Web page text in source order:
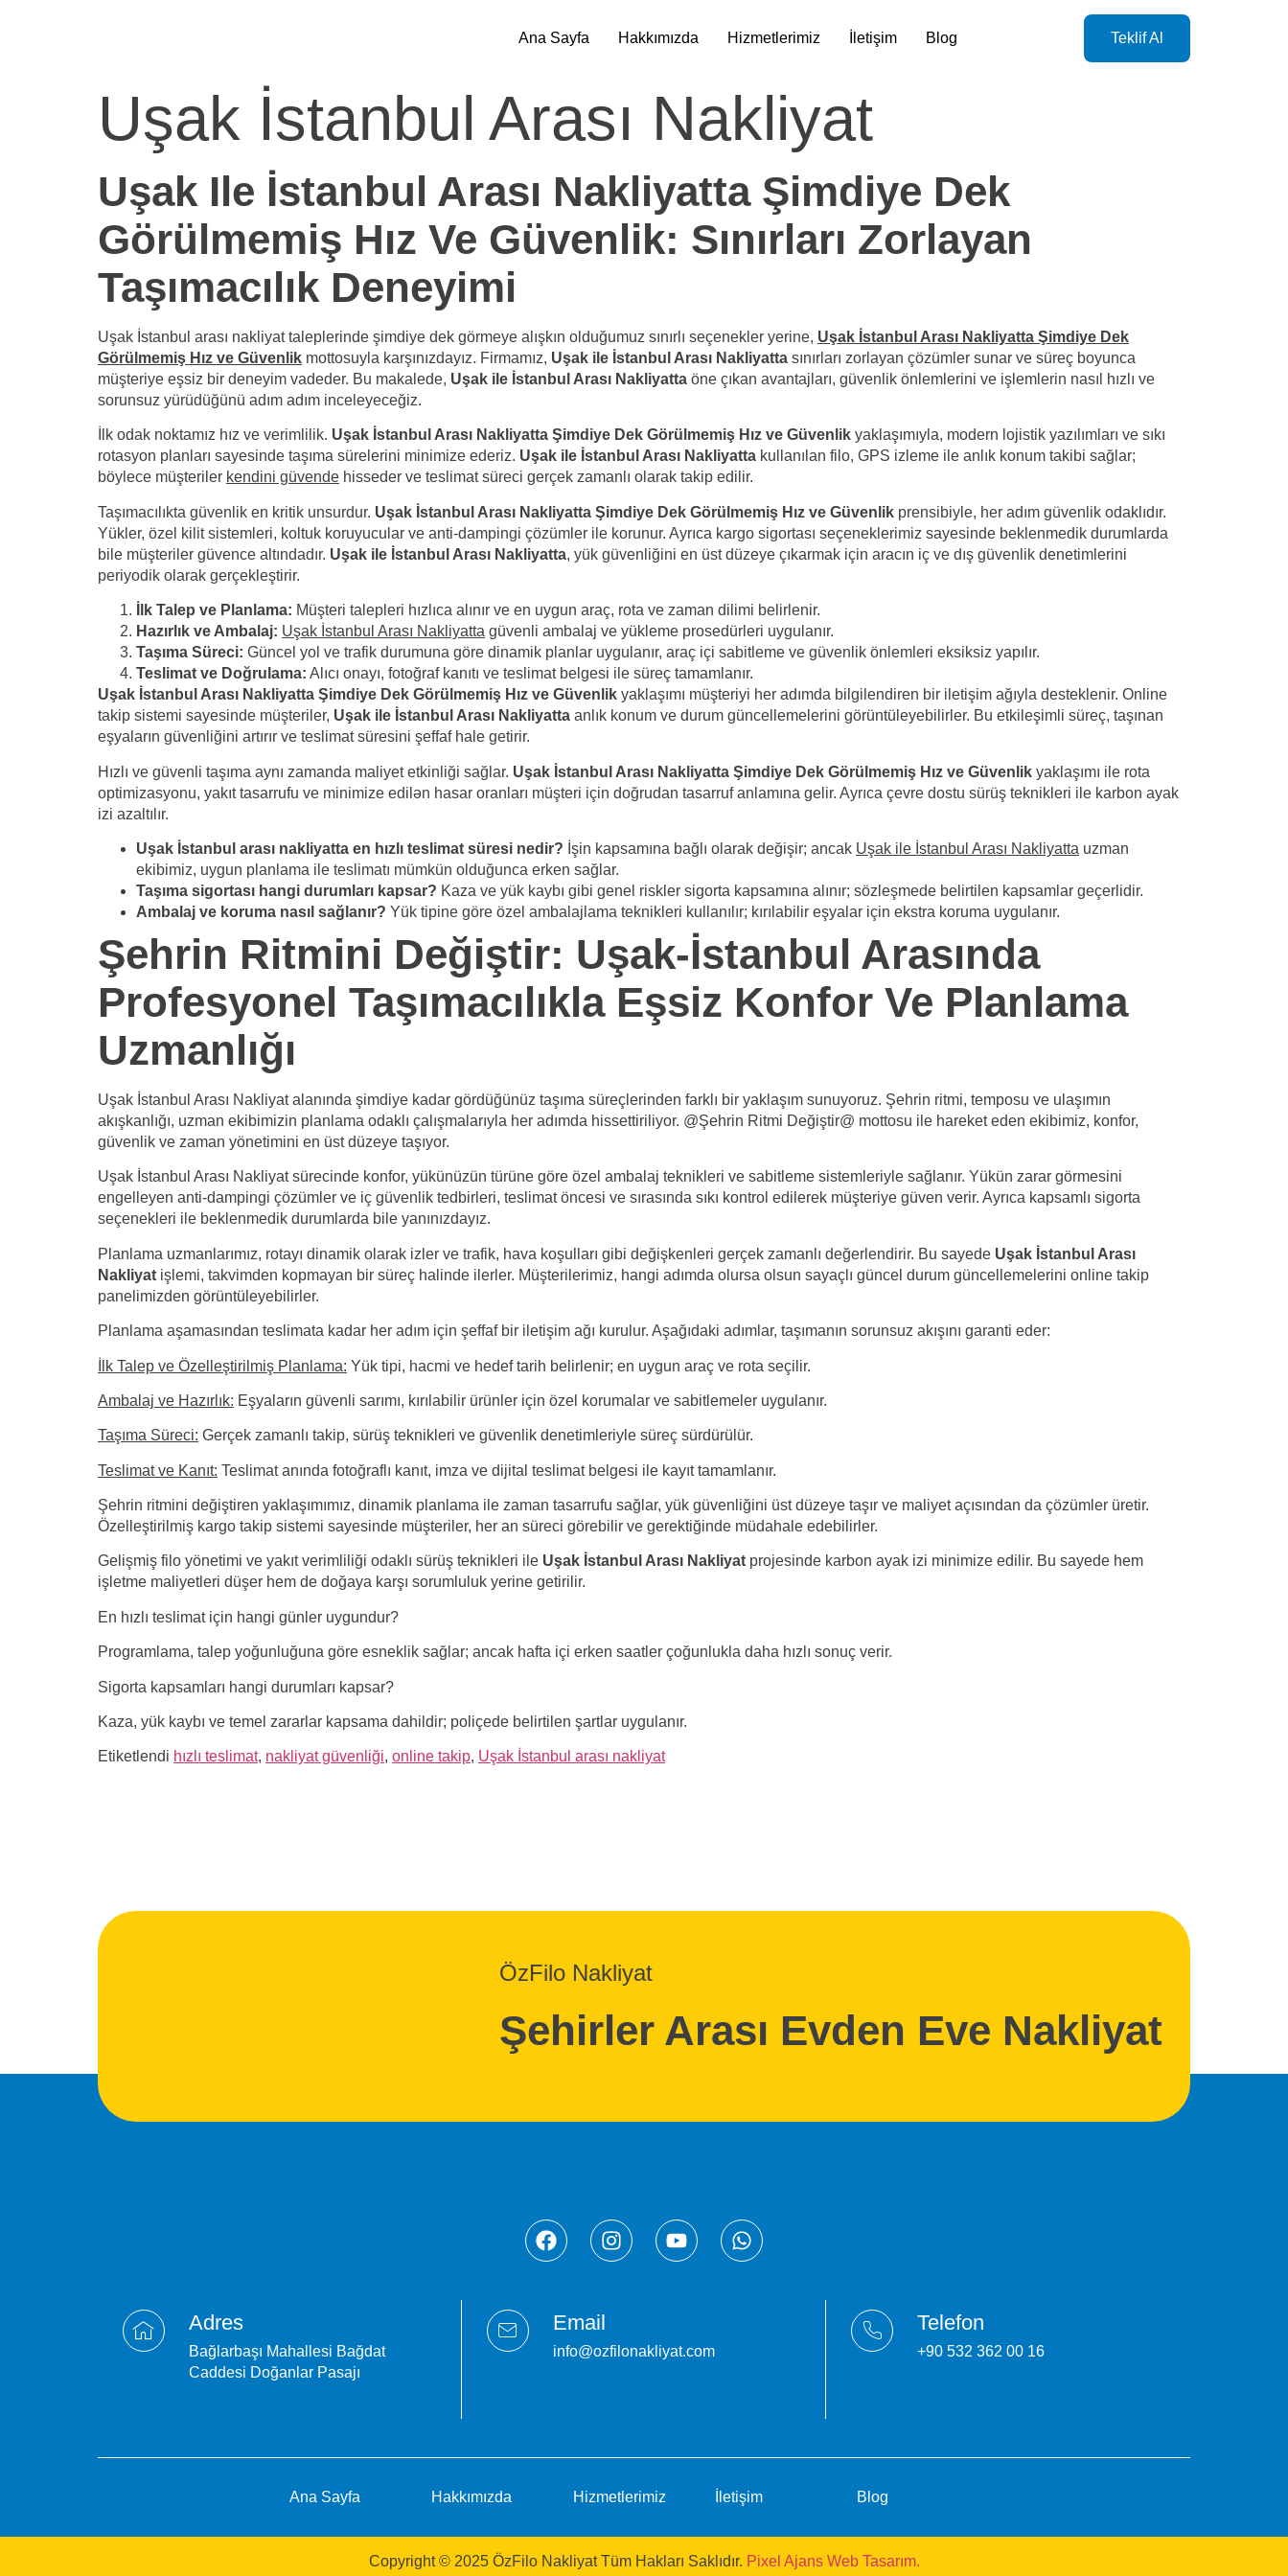
Ana Sayfa Hakkımızda Hizmetlerimiz İletişim Blog Teklif Al
Uşak İstanbul Arası Nakliyat
Uşak Ile İstanbul Arası Nakliyatta Şimdiye Dek
Görülmemiş Hız Ve Güvenlik: Sınırları Zorlayan
Taşımacılık Deneyimi
Uşak İstanbul arası nakliyat taleplerinde şimdiye dek görmeye alışkın olduğumuz sınırlı seçenekler yerine, Uşak İstanbul Arası Nakliyatta Şimdiye Dek
Görülmemiş Hız ve Güvenlik mottosuyla karşınızdayız. Firmamız, Uşak ile İstanbul Arası Nakliyatta sınırları zorlayan çözümler sunar ve süreç boyunca
müşteriye eşsiz bir deneyim vadeder. Bu makalede, Uşak ile İstanbul Arası Nakliyatta öne çıkan avantajları, güvenlik önlemlerini ve işlemlerin nasıl hızlı ve
sorunsuz yürüdüğünü adım adım inceleyeceğiz.
İlk odak noktamız hız ve verimlilik. Uşak İstanbul Arası Nakliyatta Şimdiye Dek Görülmemiş Hız ve Güvenlik yaklaşımıyla, modern lojistik yazılımları ve sıkı
rotasyon planları sayesinde taşıma sürelerini minimize ederiz. Uşak ile İstanbul Arası Nakliyatta kullanılan filo, GPS izleme ile anlık konum takibi sağlar;
böylece müşteriler kendini güvende hisseder ve teslimat süreci gerçek zamanlı olarak takip edilir.
Taşımacılıkta güvenlik en kritik unsurdur. Uşak İstanbul Arası Nakliyatta Şimdiye Dek Görülmemiş Hız ve Güvenlik prensibiyle, her adım güvenlik odaklıdır.
Yükler, özel kilit sistemleri, koltuk koruyucular ve anti-dampingi çözümler ile korunur. Ayrıca kargo sigortası seçeneklerimiz sayesinde beklenmedik durumlarda
bile müşteriler güvence altındadır. Uşak ile İstanbul Arası Nakliyatta, yük güvenliğini en üst düzeye çıkarmak için aracın iç ve dış güvenlik denetimlerini
periyodik olarak gerçekleştirir.
İlk Talep ve Planlama: Müşteri talepleri hızlıca alınır ve en uygun araç, rota ve zaman dilimi belirlenir.
Hazırlık ve Ambalaj: Uşak İstanbul Arası Nakliyatta güvenli ambalaj ve yükleme prosedürleri uygulanır.
Taşıma Süreci: Güncel yol ve trafik durumuna göre dinamik planlar uygulanır, araç içi sabitleme ve güvenlik önlemleri eksiksiz yapılır.
Teslimat ve Doğrulama: Alıcı onayı, fotoğraf kanıtı ve teslimat belgesi ile süreç tamamlanır.
Uşak İstanbul Arası Nakliyatta Şimdiye Dek Görülmemiş Hız ve Güvenlik yaklaşımı müşteriyi her adımda bilgilendiren bir iletişim ağıyla desteklenir. Online
takip sistemi sayesinde müşteriler, Uşak ile İstanbul Arası Nakliyatta anlık konum ve durum güncellemelerini görüntüleyebilirler. Bu etkileşimli süreç, taşınan
eşyaların güvenliğini artırır ve teslimat süresini şeffaf hale getirir.
Hızlı ve güvenli taşıma aynı zamanda maliyet etkinliği sağlar. Uşak İstanbul Arası Nakliyatta Şimdiye Dek Görülmemiş Hız ve Güvenlik yaklaşımı ile rota
optimizasyonu, yakıt tasarrufu ve minimize edilən hasar oranları müşteri için doğrudan tasarruf anlamına gelir. Ayrıca çevre dostu sürüş teknikleri ile karbon ayak
izi azaltılır.
Uşak İstanbul arası nakliyatta en hızlı teslimat süresi nedir? İşin kapsamına bağlı olarak değişir; ancak Uşak ile İstanbul Arası Nakliyatta uzman
ekibimiz, uygun planlama ile teslimatı mümkün olduğunca erken sağlar.
Taşıma sigortası hangi durumları kapsar? Kaza ve yük kaybı gibi genel riskler sigorta kapsamına alınır; sözleşmede belirtilen kapsamlar geçerlidir.
Ambalaj ve koruma nasıl sağlanır? Yük tipine göre özel ambalajlama teknikleri kullanılır; kırılabilir eşyalar için ekstra koruma uygulanır.
Şehrin Ritmini Değiştir: Uşak-İstanbul Arasında
Profesyonel Taşımacılıkla Eşsiz Konfor Ve Planlama
Uzmanlığı
Uşak İstanbul Arası Nakliyat alanında şimdiye kadar gördüğünüz taşıma süreçlerinden farklı bir yaklaşım sunuyoruz. Şehrin ritmi, temposu ve ulaşımın
akışkanlığı, uzman ekibimizin planlama odaklı çalışmalarıyla her adımda hissettiriliyor. @Şehrin Ritmi Değiştir@ mottosu ile hareket eden ekibimiz, konfor,
güvenlik ve zaman yönetimini en üst düzeye taşıyor.
Uşak İstanbul Arası Nakliyat sürecinde konfor, yükünüzün türüne göre özel ambalaj teknikleri ve sabitleme sistemleriyle sağlanır. Yükün zarar görmesini
engelleyen anti-dampingi çözümler ve iç güvenlik tedbirleri, teslimat öncesi ve sırasında sıkı kontrol edilerek müşteriye güven verir. Ayrıca kapsamlı sigorta
seçenekleri ile beklenmedik durumlarda bile yanınızdayız.
Planlama uzmanlarımız, rotayı dinamik olarak izler ve trafik, hava koşulları gibi değişkenleri gerçek zamanlı değerlendirir. Bu sayede Uşak İstanbul Arası
Nakliyat işlemi, takvimden kopmayan bir süreç halinde ilerler. Müşterilerimiz, hangi adımda olursa olsun sayaçlı güncel durum güncellemelerini online takip
panelimizden görüntüleyebilirler.
Planlama aşamasından teslimata kadar her adım için şeffaf bir iletişim ağı kurulur. Aşağıdaki adımlar, taşımanın sorunsuz akışını garanti eder:
İlk Talep ve Özelleştirilmiş Planlama: Yük tipi, hacmi ve hedef tarih belirlenir; en uygun araç ve rota seçilir.
Ambalaj ve Hazırlık: Eşyaların güvenli sarımı, kırılabilir ürünler için özel korumalar ve sabitlemeler uygulanır.
Taşıma Süreci: Gerçek zamanlı takip, sürüş teknikleri ve güvenlik denetimleriyle süreç sürdürülür.
Teslimat ve Kanıt: Teslimat anında fotoğraflı kanıt, imza ve dijital teslimat belgesi ile kayıt tamamlanır.
Şehrin ritmini değiştiren yaklaşımımız, dinamik planlama ile zaman tasarrufu sağlar, yük güvenliğini üst düzeye taşır ve maliyet açısından da çözümler üretir.
Özelleştirilmiş kargo takip sistemi sayesinde müşteriler, her an süreci görebilir ve gerektiğinde müdahale edebilirler.
Gelişmiş filo yönetimi ve yakıt verimliliği odaklı sürüş teknikleri ile Uşak İstanbul Arası Nakliyat projesinde karbon ayak izi minimize edilir. Bu sayede hem
işletme maliyetleri düşer hem de doğaya karşı sorumluluk yerine getirilir.
En hızlı teslimat için hangi günler uygundur?
Programlama, talep yoğunluğuna göre esneklik sağlar; ancak hafta içi erken saatler çoğunlukla daha hızlı sonuç verir.
Sigorta kapsamları hangi durumları kapsar?
Kaza, yük kaybı ve temel zararlar kapsama dahildir; poliçede belirtilen şartlar uygulanır.
Etiketlendi hızlı teslimat, nakliyat güvenliği, online takip, Uşak İstanbul arası nakliyat
ÖzFilo Nakliyat
Şehirler Arası Evden Eve Nakliyat
Adres
Bağlarbaşı Mahallesi Bağdat
Caddesi Doğanlar Pasajı
Email
info@ozfilonakliyat.com
Telefon
+90 532 362 00 16
Ana Sayfa Hakkımızda Hizmetlerimiz İletişim Blog
Copyright © 2025 ÖzFilo Nakliyat Tüm Hakları Saklıdır. Pixel Ajans Web Tasarım.